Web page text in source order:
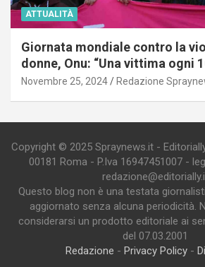
ATTUALITÀ
Giornata mondiale contro la
donne, Onu: “Una vittima ogni
Novembre 25, 2024 Redazione
Copyright © 2025 Spraynews.it -
00181 Roma - P.Iva 16947451007 -
Questo blog non è una testata
aggiornato senza alcuna periodicità.
considerarsi un prodotto editoriale ai
del 07.03.2001
Redazione - Privacy Policy-